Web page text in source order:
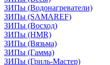
ЗИПы (Водонагреватели)
ЗИПы (SAMAREF)
ЗИПы (Восход)
ЗИПы (HMR)
ЗИПы (Вязьма)
ЗИПы (Гамма)
ЗИПы (Гриль-Мастер)